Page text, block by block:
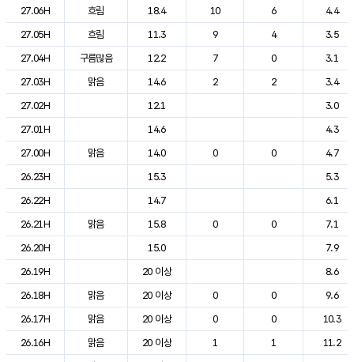
27.06H
흐림 18.4 10 6
4.4
27.05H
흐림 11.3 9 4
3.5
27.04H
구름많음 12.2 7 0
3.1
27.03H
맑음 14.6 2 2
3.4
27.02H
12.1
3.0
27.01H
14.6
4.3
27.00H
맑음 14.0 0 0
4.7
26.23H
15.3
5.3
26.22H
14.7
6.1
26.21H
맑음 15.8 0 0
7.1
26.20H
15.0
7.9
26.19H
20 이상
8.6
26.18H
맑음 20 이상 0 0
9.6
26.17H
맑음 20 이상 0 0
10.3
26.16H
맑음 20 이상 1 1
11.2